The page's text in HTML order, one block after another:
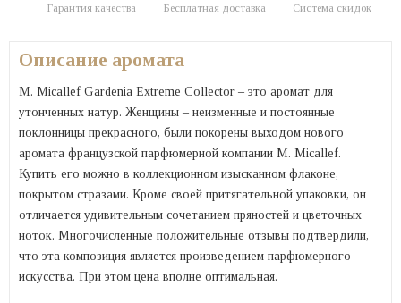
Гарантия качества Бесплатная доставка Система скидок
Описание аромата
M. Micallef Gardenia Extreme Collector – это аромат для
утонченных натур. Женщины – неизменные и постоянные
поклонницы прекрасного, были покорены выходом нового
аромата французской парфюмерной компании M. Micallef.
Купить его можно в коллекционном изысканном флаконе,
покрытом стразами. Кроме своей притягательной упаковки, он
отличается удивительным сочетанием пряностей и цветочных
ноток. Многочисленные положительные отзывы подтвердили,
что эта композиция является произведением парфюмерного
искусства. При этом цена вполне оптимальная.